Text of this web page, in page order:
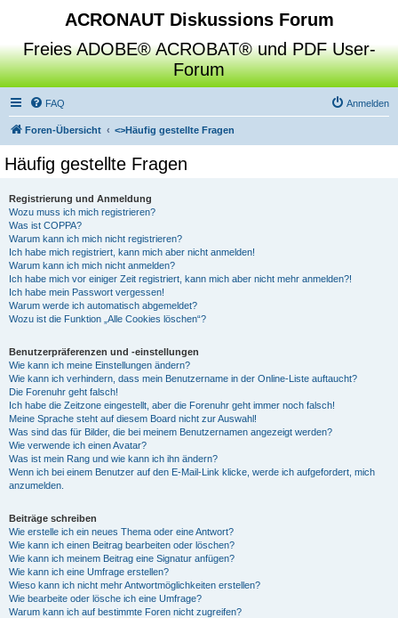
ACRONAUT Diskussions Forum
Freies ADOBE® ACROBAT® und PDF User-
Forum
FAQ Anmelden
Foren-Übersicht <>Häufig gestellte Fragen
Häufig gestellte Fragen
Registrierung und Anmeldung
Wozu muss ich mich registrieren?
Was ist COPPA?
Warum kann ich mich nicht registrieren?
Ich habe mich registriert, kann mich aber nicht anmelden!
Warum kann ich mich nicht anmelden?
Ich habe mich vor einiger Zeit registriert, kann mich aber nicht mehr anmelden?!
Ich habe mein Passwort vergessen!
Warum werde ich automatisch abgemeldet?
Wozu ist die Funktion „Alle Cookies löschen“?
Benutzerpräferenzen und -einstellungen
Wie kann ich meine Einstellungen ändern?
Wie kann ich verhindern, dass mein Benutzername in der Online-Liste auftaucht?
Die Forenuhr geht falsch!
Ich habe die Zeitzone eingestellt, aber die Forenuhr geht immer noch falsch!
Meine Sprache steht auf diesem Board nicht zur Auswahl!
Was sind das für Bilder, die bei meinem Benutzernamen angezeigt werden?
Wie verwende ich einen Avatar?
Was ist mein Rang und wie kann ich ihn ändern?
Wenn ich bei einem Benutzer auf den E-Mail-Link klicke, werde ich aufgefordert, mich
anzumelden.
Beiträge schreiben
Wie erstelle ich ein neues Thema oder eine Antwort?
Wie kann ich einen Beitrag bearbeiten oder löschen?
Wie kann ich meinem Beitrag eine Signatur anfügen?
Wie kann ich eine Umfrage erstellen?
Wieso kann ich nicht mehr Antwortmöglichkeiten erstellen?
Wie bearbeite oder lösche ich eine Umfrage?
Warum kann ich auf bestimmte Foren nicht zugreifen?